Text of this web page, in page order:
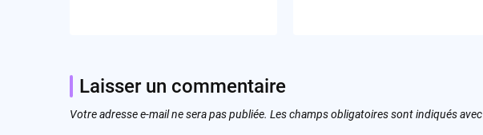
Laisser un commentaire
Votre adresse e-mail ne sera pas publiée. Les champs obligatoires sont indiqués avec